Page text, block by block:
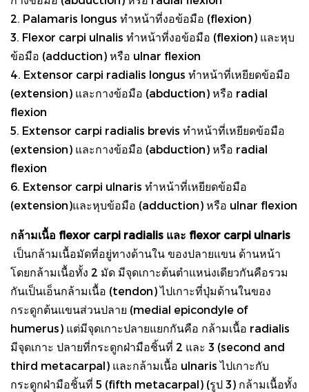
2. Palamaris longus ทำหน้าที่งอข้อมือ (flexion)
3. Flexor carpi ulnalis ทำหน้าที่งอข้อมือ (flexion) และหุบ
ข้อมือ (adduction) หรือ ulnar flexion
4. Extensor carpi radialis longus ทำหน้าที่เหยียดข้อมือ
(extension) และกางข้อมือ (abduction) หรือ radial
flexion
5. Extensor carpi radialis brevis ทำหน้าที่เหยียดข้อมือ
(extension) และกางข้อมือ (abduction) หรือ radial
flexion
6. Extensor carpi ulnaris ทำหน้าที่เหยียดข้อมือ
(extension)และหุบข้อมือ (adduction) หรือ ulnar flexion
กล้ามเนื้อ flexor carpi radialis และ flexor carpi ulnaris
เป็นกล้ามเนื้อมัดที่อยู่ทางด้านใน ของปลายแขน ด้านหน้า
โดยกล้ามเนื้อทั้ง 2 มัด มีจุดเกาะต้นตำแหน่งเดียวกันคือรวม
กันเป็นเอ็นกล้ามเนื้อ (tendon) ไปเกาะที่ปุ่มด้านในของ
กระดูกต้นแขนส่วนปลาย (medial epicondyle of
humerus) แต่มีจุดเกาะปลายแยกกันคือ กล้ามเนื้อ radialis
มีจุดเกาะ ปลายที่กระดูกฝ่ามือชิ้นที่ 2 และ 3 (second and
third metacarpal) และกล้ามเนื้อ ulnaris ไปเกาะกับ
กระดูกฝ่ามือชิ้นที่ 5 (fifth metacarpal) (รูป 3) กล้ามเนื้อทั้ง